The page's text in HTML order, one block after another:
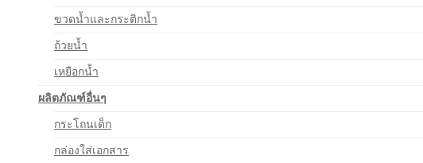
ขวดน้ำและกระติกน้ำ
ถ้วยน้ำ
เหยือกน้ำ
ผลิตภัณฑ์อื่นๆ
กระโถนเด็ก
กล่องใส่เอกสาร